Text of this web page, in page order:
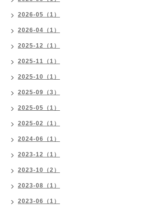
2026-05（1）
2026-04（1）
2025-12（1）
2025-11（1）
2025-10（1）
2025-09（3）
2025-05（1）
2025-02（1）
2024-06（1）
2023-12（1）
2023-10（2）
2023-08（1）
2023-06（1）